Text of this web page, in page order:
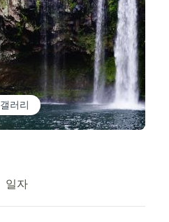
갤러리
일자